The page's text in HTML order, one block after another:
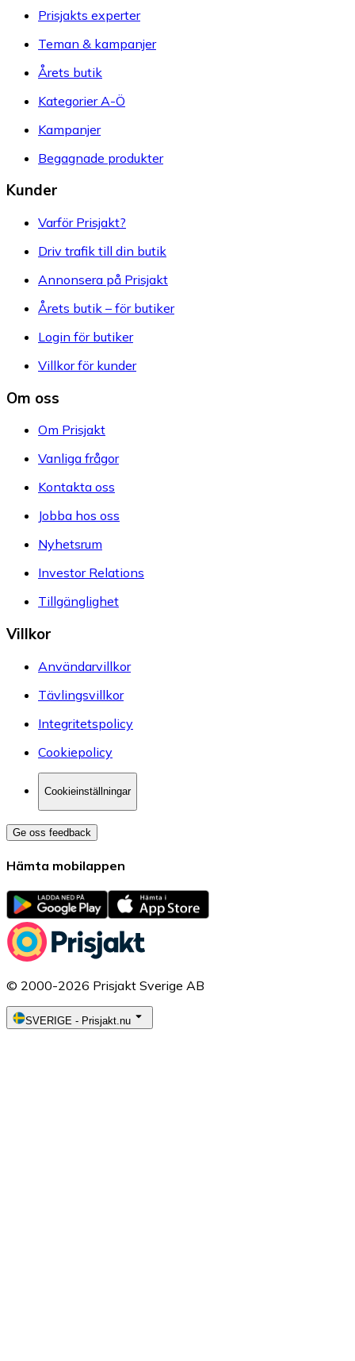
Prisjakts experter
Teman & kampanjer
Årets butik
Kategorier A-Ö
Kampanjer
Begagnade produkter
Kunder
Varför Prisjakt?
Driv trafik till din butik
Annonsera på Prisjakt
Årets butik – för butiker
Login för butiker
Villkor för kunder
Om oss
Om Prisjakt
Vanliga frågor
Kontakta oss
Jobba hos oss
Nyhetsrum
Investor Relations
Tillgänglighet
Villkor
Användarvillkor
Tävlingsvillkor
Integritetspolicy
Cookiepolicy
Cookieinställningar
Ge oss feedback
Hämta mobilappen
© 2000-2026 Prisjakt Sverige AB
SVERIGE - Prisjakt.nu